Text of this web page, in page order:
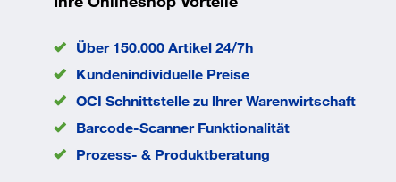
Modellvariante mm
EAN/GTIN
4002395313105
Über 150.000 Artikel 24/7h
Kundenindividuelle Preise
OCI Schnittstelle zu lhrer Warenwirtschaft
Barcode-Scanner Funktionalität
Prozess- & Produktberatung